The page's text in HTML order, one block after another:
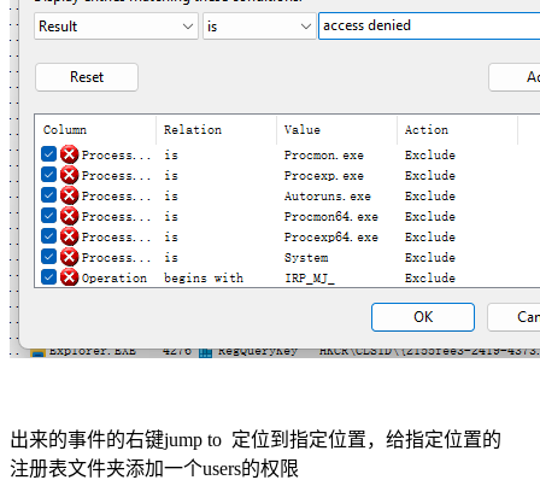
出来的事件的右键jump to 定位到指定位置，给指定位置的
注册表文件夹添加一个users的权限